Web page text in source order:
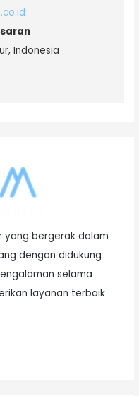
Indonesia
yang bergerak dalam
dengan didukung
selama
layanan terbaik